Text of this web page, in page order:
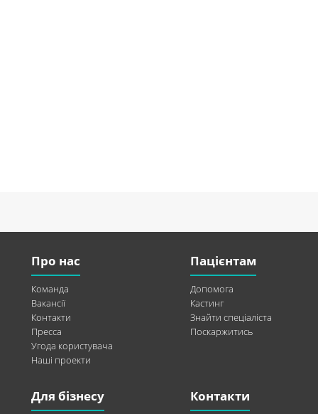
Про нас
Команда
Вакансії
Контакти
Пресса
Угода користувача
Наші проекти
Пацієнтам
Допомога
Кастинг
Знайти спеціаліста
Поскаржитись
Для бізнесу Контакти